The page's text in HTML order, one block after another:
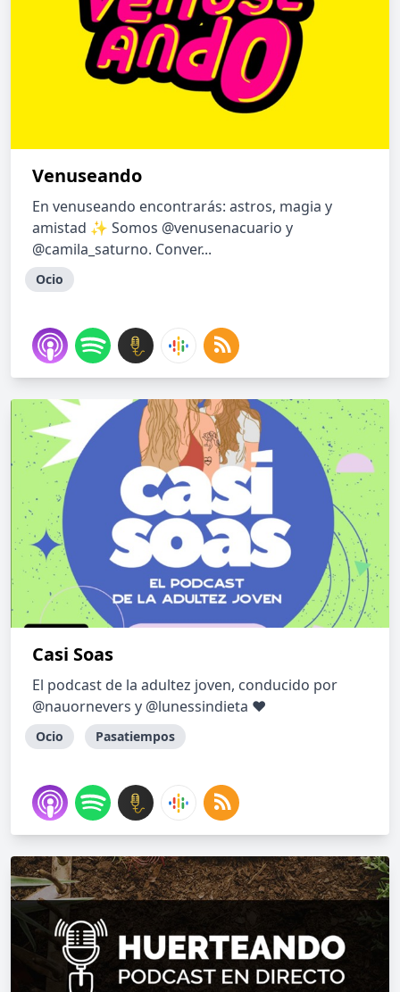
Venuseando
En venuseando encontrarás: astros, magia y
amistad ✨ Somos @venusenacuario y
@camila_saturno. Conver...
Ocio
Casi Soas
El podcast de la adultez joven, conducido por
@nauornevers y @lunessindieta ❤
Ocio Pasatiempos